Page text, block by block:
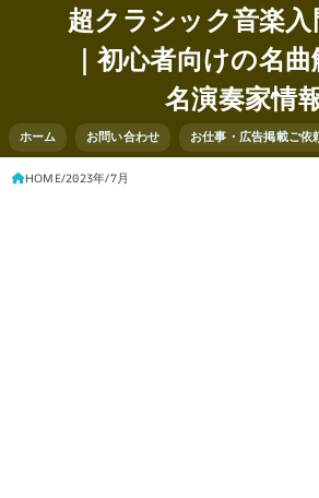
超クラシック音楽入
｜初心者向けの名
名演奏家情
ホーム お問い合わせ お仕事・広告掲載ご依
HOME 2023年 7月